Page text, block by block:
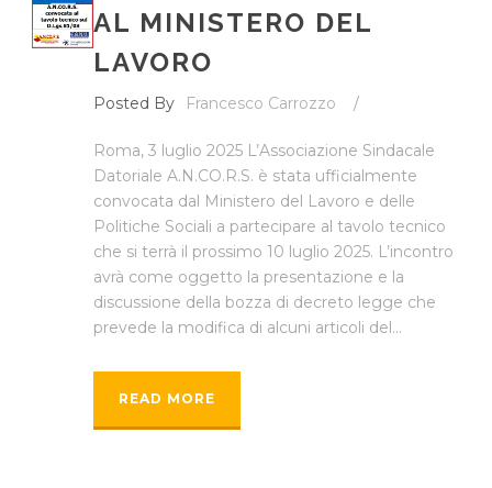
AL MINISTERO DEL
LAVORO
Posted By Francesco Carrozzo /
Roma, 3 luglio 2025 L’Associazione Sindacale
Datoriale A.N.CO.R.S. è stata ufficialmente
convocata dal Ministero del Lavoro e delle
Politiche Sociali a partecipare al tavolo tecnico
che si terrà il prossimo 10 luglio 2025. L’incontro
avrà come oggetto la presentazione e la
discussione della bozza di decreto legge che
prevede la modifica di alcuni articoli del...
READ MORE